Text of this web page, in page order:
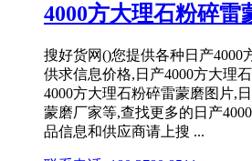
4000方大理石粉碎雷
搜好货网()您提供各种日产4000
供求信息价格,日产4000方大理
4000方大理石粉碎雷蒙磨图片,
蒙磨厂家等,查找更多的日产
品信息和供应商请上搜 ...